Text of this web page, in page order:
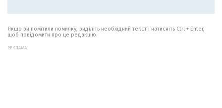
Якщо ви помітили помилку, виділіть необхідний текст і натисніть Ctrl + Enter,
щоб повідомити про це редакцію.
РЕКЛАМА: